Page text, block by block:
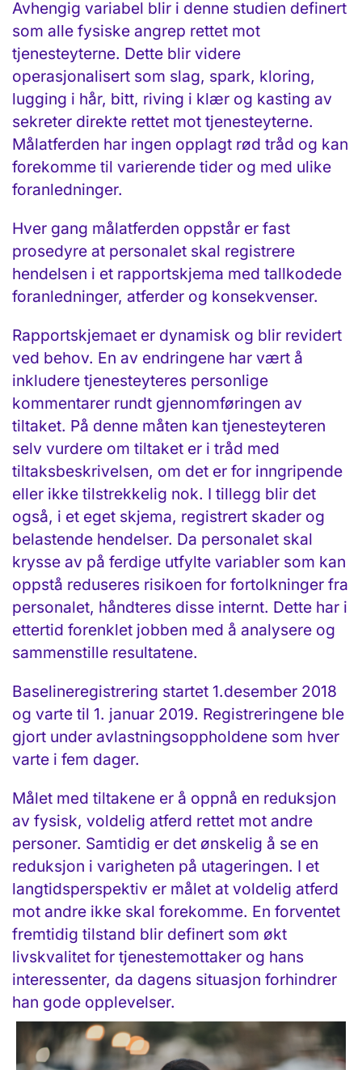
Avhengig variabel blir i denne studien definert
som alle fysiske angrep rettet mot
tjenesteyterne. Dette blir videre
operasjonalisert som slag, spark, kloring,
lugging i hår, bitt, riving i klær og kasting av
sekreter direkte rettet mot tjenesteyterne.
Målatferden har ingen opplagt rød tråd og kan
forekomme til varierende tider og med ulike
foranledninger.
Hver gang målatferden oppstår er fast
prosedyre at personalet skal registrere
hendelsen i et rapportskjema med tallkodede
foranledninger, atferder og konsekvenser.
Rapportskjemaet er dynamisk og blir revidert
ved behov. En av endringene har vært å
inkludere tjenesteyteres personlige
kommentarer rundt gjennomføringen av
tiltaket. På denne måten kan tjenesteyteren
selv vurdere om tiltaket er i tråd med
tiltaksbeskrivelsen, om det er for inngripende
eller ikke tilstrekkelig nok. I tillegg blir det
også, i et eget skjema, registrert skader og
belastende hendelser. Da personalet skal
krysse av på ferdige utfylte variabler som kan
oppstå reduseres risikoen for fortolkninger fra
personalet, håndteres disse internt. Dette har i
ettertid forenklet jobben med å analysere og
sammenstille resultatene.
Baselineregistrering startet 1.desember 2018
og varte til 1. januar 2019. Registreringene ble
gjort under avlastningsoppholdene som hver
varte i fem dager.
Målet med tiltakene er å oppnå en reduksjon
av fysisk, voldelig atferd rettet mot andre
personer. Samtidig er det ønskelig å se en
reduksjon i varigheten på utageringen. I et
langtidsperspektiv er målet at voldelig atferd
mot andre ikke skal forekomme. En forventet
fremtidig tilstand blir definert som økt
livskvalitet for tjenestemottaker og hans
interessenter, da dagens situasjon forhindrer
han gode opplevelser.